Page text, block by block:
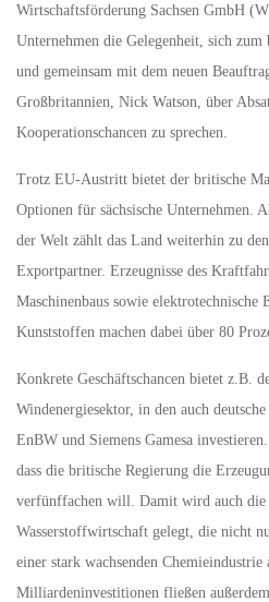
Wirtschaftsförderung Sachsen GmbH
Unternehmen die Gelegenheit, sich zum
und gemeinsam mit dem neuen
Großbritannien, Nick Watson, über
Kooperationschancen zu sprechen.
Trotz EU-Austritt bietet der britische
Optionen für sächsische Unternehmen.
der Welt zählt das Land weiterhin zu
Exportpartner. Erzeugnisse des
Maschinenbaus sowie elektrotechnische
Kunststoffen machen dabei über 80
Konkrete Geschäftschancen bietet z.B.
Windenergiesektor, in den auch
EnBW und Siemens Gamesa
dass die britische Regierung die
verfünffachen will. Damit wird auch die
Wasserstoffwirtschaft gelegt, die nicht
einer stark wachsenden Chemieindustrie
Milliardeninvestitionen fließen